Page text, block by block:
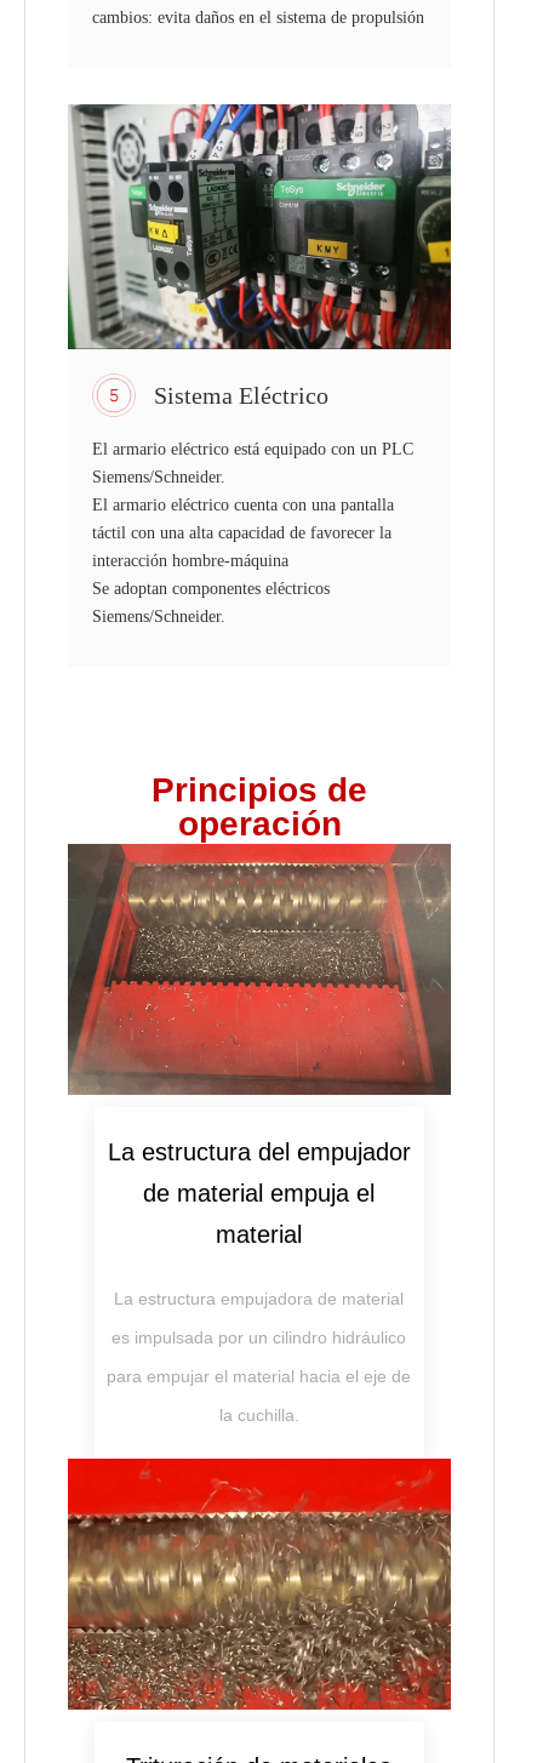
cambios: evita daños en el sistema de propulsión
Sistema Eléctrico
El armario eléctrico está equipado con un PLC
Siemens/Schneider.
El armario eléctrico cuenta con una pantalla
táctil con una alta capacidad de favorecer la
interacción hombre-máquina
Se adoptan componentes eléctricos
Siemens/Schneider.
Principios de
operación
La estructura del empujador
de material empuja el
material
La estructura empujadora de material
es impulsada por un cilindro hidráulico
para empujar el material hacia el eje de
la cuchilla.